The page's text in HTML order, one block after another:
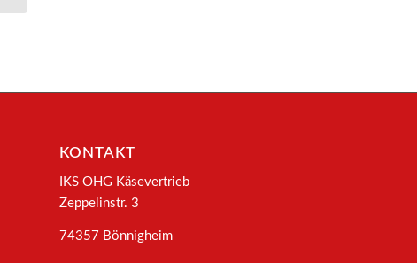
KONTAKT
IKS OHG Käsevertrieb
Zeppelinstr. 3
74357 Bönnigheim